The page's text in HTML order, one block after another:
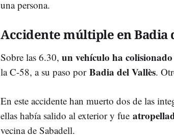
una persona.
Accidente múltiple en Badia
Sobre las 6.30, un vehículo ha
la C-58, a su paso por Badia del Vallès.
En este accidente han muerto dos de las
ellas había salido al exterior y fue
vecina de Sabadell.